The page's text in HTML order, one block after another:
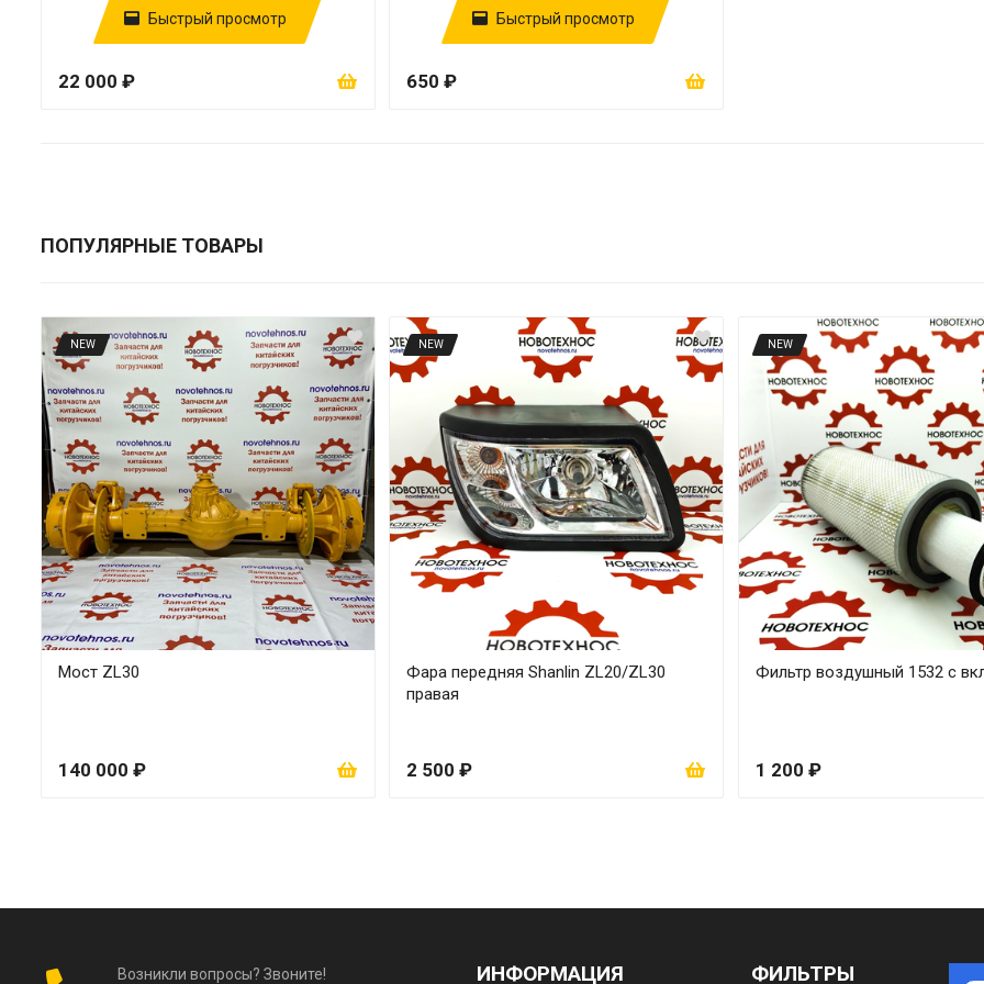
Быстрый просмотр
22 000 ₽
Быстрый просмотр
650 ₽
ПОПУЛЯРНЫЕ ТОВАРЫ
NEW
Мост ZL30
140 000 ₽
NEW
Фара передняя Shanlin ZL20/ZL30
правая
2 500 ₽
NEW
Фильтр воздушный 1532 с
1 200 ₽
Возникли вопросы? Звоните! ИНФОРМАЦИЯ ФИЛЬТРЫ